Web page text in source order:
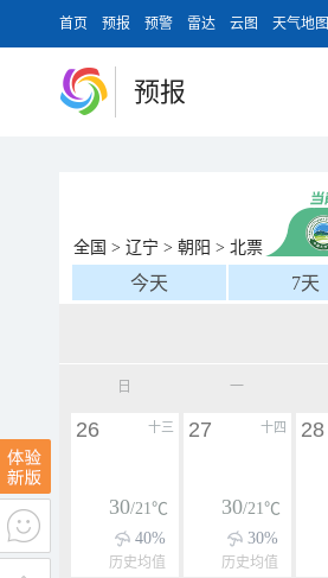
首页 预报 预警 雷达 云图 天气地图
预报
全国 > 辽宁 > 朝阳 > 北票
今天 7天
日 一
十三
26
30/21℃
40%
历史均值
十四
27
30/21℃
30%
历史均值
28